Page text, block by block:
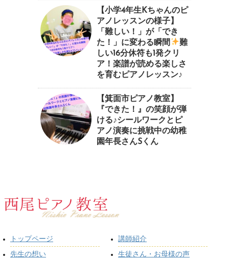
【小学4年生Kちゃんのピ
アノレッスンの様子】
「難しい！」が「でき
た！」に変わる瞬間
⁠難
しい16分休符も1発クリ
ア！楽譜が読める楽しさ
を育むピアノレッスン♪⁠
【箕面市ピアノ教室】
『できた！』の笑顔が弾
ける♪シールワークとピ
アノ演奏に挑戦中の幼稚
園年長さんSくん
トップページ
先生の想い
講師紹介
生徒さん・お母様の声